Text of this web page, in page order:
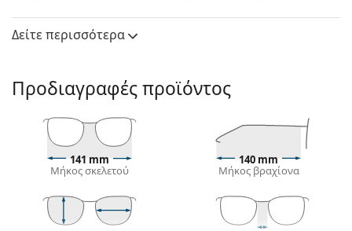
M Missoni MMI 0003/S 086 HA 53
Σκελετός γυαλιών ηλίου
το ζεστό χρώμα του δέρματος και ανοιχτά καφέ,
μαύρα ή σκούρα ξανθά μαλλιά.
Οι τετράγωνοι σκελετοί γυαλιών ηλίουείναι
ιδανική επιλογή για όσους έχουν στρογγυλό, οβάλ
ή τριγωνικό σχήμα προσώπου.
Ο σκελετός των γυαλιών ηλίου είναι
Δείτε περισσότερα
Προδιαγραφές προϊόντος
141 mm
Μήκος σκελετού
140 mm
Μήκος βραχίονα